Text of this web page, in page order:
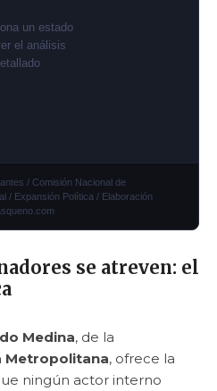
un estado
el análisis
/ Comisión Nacional de
/ Expansión Política / Elaboración
se atreven: el
Medina, de la
Metropolitana, ofrece la
ningún actor interno